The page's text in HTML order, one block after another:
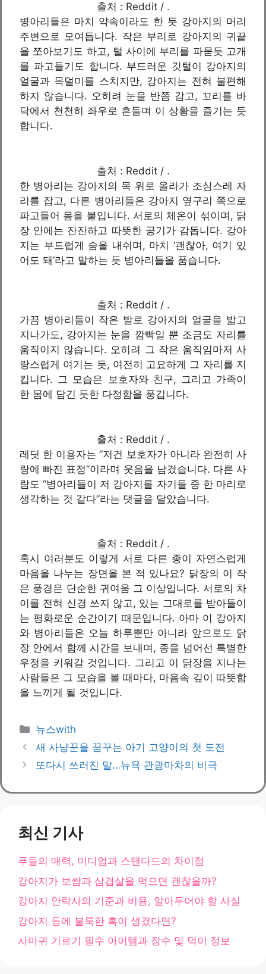
출처 : Reddit / .
병아리들은 마치 약속이라도 한 듯 강아지의 머리
주변으로 모여듭니다. 작은 부리로 강아지의 귀끝
을 쪼아보기도 하고, 털 사이에 부리를 파묻듯 고개
를 파고들기도 합니다. 부드러운 깃털이 강아지의
얼굴과 목덜미를 스치지만, 강아지는 전혀 불편해
하지 않습니다. 오히려 눈을 반쯤 감고, 꼬리를 바
닥에서 천천히 좌우로 흔들며 이 상황을 즐기는 듯
합니다.
출처 : Reddit / .
한 병아리는 강아지의 목 위로 올라가 조심스레 자
리를 잡고, 다른 병아리들은 강아지 옆구리 쪽으로
파고들어 몸을 붙입니다. 서로의 체온이 섞이며, 닭
장 안에는 잔잔하고 따뜻한 공기가 감돕니다. 강아
지는 부드럽게 숨을 내쉬며, 마치 ‘괜찮아, 여기 있
어도 돼’라고 말하는 듯 병아리들을 품습니다.
출처 : Reddit / .
가끔 병아리들이 작은 발로 강아지의 얼굴을 밟고
지나가도, 강아지는 눈을 깜빡일 뿐 조금도 자리를
움직이지 않습니다. 오히려 그 작은 움직임마저 사
랑스럽게 여기는 듯, 여전히 고요하게 그 자리를 지
킵니다. 그 모습은 보호자와 친구, 그리고 가족이
한 몸에 담긴 듯한 다정함을 풍깁니다.
출처 : Reddit / .
레딧 한 이용자는 “저건 보호자가 아니라 완전히 사
랑에 빠진 표정”이라며 웃음을 남겼습니다. 다른 사
람도 “병아리들이 저 강아지를 자기들 중 한 마리로
생각하는 것 같다”라는 댓글을 달았습니다.
출처 : Reddit / .
혹시 여러분도 이렇게 서로 다른 종이 자연스럽게
마음을 나누는 장면을 본 적 있나요? 닭장의 이 작
은 풍경은 단순한 귀여움 그 이상입니다. 서로의 차
이를 전혀 신경 쓰지 않고, 있는 그대로를 받아들이
는 평화로운 순간이기 때문입니다. 아마 이 강아지
와 병아리들은 오늘 하루뿐만 아니라 앞으로도 닭
장 안에서 함께 시간을 보내며, 종을 넘어선 특별한
우정을 키워갈 것입니다. 그리고 이 닭장을 지나는
사람들은 그 모습을 볼 때마다, 마음속 깊이 따뜻함
을 느끼게 될 것입니다.
카
테
리
뉴스with
새 사냥꾼을 꿈꾸는 아기 고양이의 첫 도전
또다시 쓰러진 말…뉴욕 관광마차의 비극
최신 기사
푸들의 매력, 미디엄과 스탠다드의 차이점
강아지가 보쌈과 삼겹살을 먹으면 괜찮을까?
강아지 안락사의 기준과 비용, 알아두어야 할 사실
강아지 등에 불룩한 혹이 생겼다면?
사마귀 기르기 필수 아이템과 장수 및 먹이 정보